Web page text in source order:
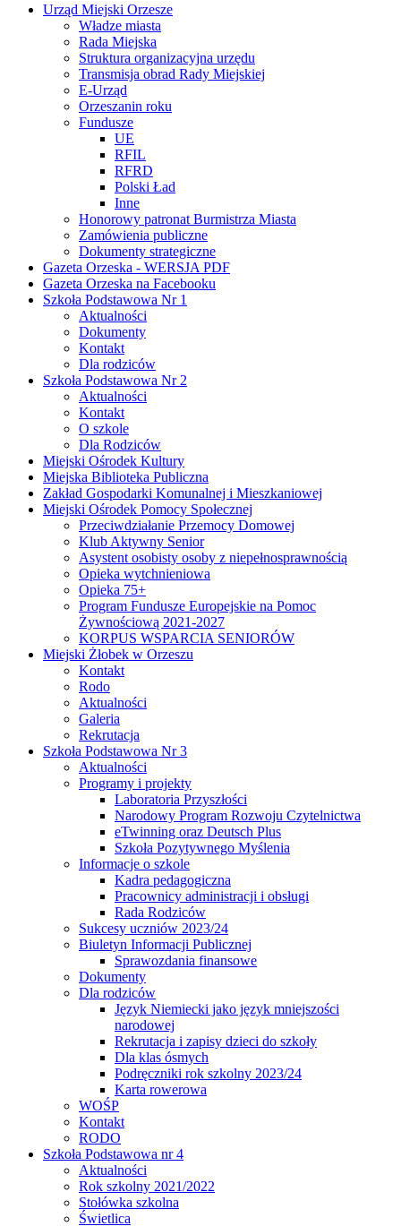
Urząd Miejski Orzesze
Władze miasta
Rada Miejska
Struktura organizacyjna urzędu
Transmisja obrad Rady Miejskiej
E-Urząd
Orzeszanin roku
Fundusze
UE
RFIL
RFRD
Polski Ład
Inne
Honorowy patronat Burmistrza Miasta
Zamówienia publiczne
Dokumenty strategiczne
Gazeta Orzeska - WERSJA PDF
Gazeta Orzeska na Facebooku
Szkoła Podstawowa Nr 1
Aktualności
Dokumenty
Kontakt
Dla rodziców
Szkoła Podstawowa Nr 2
Aktualności
Kontakt
O szkole
Dla Rodziców
Miejski Ośrodek Kultury
Miejska Biblioteka Publiczna
Zakład Gospodarki Komunalnej i Mieszkaniowej
Miejski Ośrodek Pomocy Społecznej
Przeciwdziałanie Przemocy Domowej
Klub Aktywny Senior
Asystent osobisty osoby z niepełnosprawnością
Opieka wytchnieniowa
Opieka 75+
Program Fundusze Europejskie na Pomoc
Żywnościową 2021-2027
KORPUS WSPARCIA SENIORÓW
Miejski Żłobek w Orzeszu
Kontakt
Rodo
Aktualności
Galeria
Rekrutacja
Szkoła Podstawowa Nr 3
Aktualności
Programy i projekty
Laboratoria Przyszłości
Narodowy Program Rozwoju Czytelnictwa
eTwinning oraz Deutsch Plus
Szkoła Pozytywnego Myślenia
Informacje o szkole
Kadra pedagogiczna
Pracownicy administracji i obsługi
Rada Rodziców
Sukcesy uczniów 2023/24
Biuletyn Informacji Publicznej
Sprawozdania finansowe
Dokumenty
Dla rodziców
Język Niemiecki jako język mniejszości
narodowej
Rekrutacja i zapisy dzieci do szkoły
Dla klas ósmych
Podręczniki rok szkolny 2023/24
Karta rowerowa
WOŚP
Kontakt
RODO
Szkoła Podstawowa nr 4
Aktualności
Rok szkolny 2021/2022
Stołówka szkolna
Świetlica